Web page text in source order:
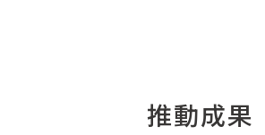
推動成果